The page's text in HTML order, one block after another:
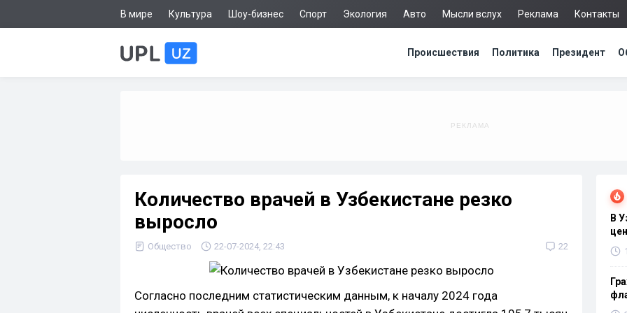
В мире Культура Шоу-бизнес Спорт Экология Авто Мысли вслух Реклама Контакты
Происшествия Политика Президент
Количество врачей в Узбекистане резко
выросло
Общество 22-07-2024, 22:43 22
Согласно последним статистическим данным, к началу 2024 года
В